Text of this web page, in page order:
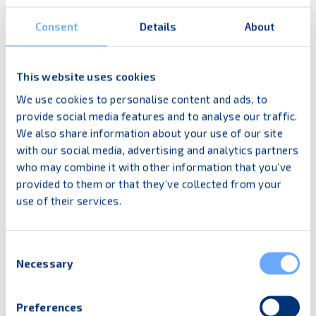
Consent Details About
This website uses cookies
We use cookies to personalise content and ads, to
provide social media features and to analyse our traffic.
We also share information about your use of our site
with our social media, advertising and analytics partners
who may combine it with other information that you’ve
provided to them or that they’ve collected from your
use of their services.
Selection
Necessary
Preferences
Verkaufsstelle gerollt werden kann, um
präsentieren.
Zu unseren Metall-Bodenrollern
Zu unseren Kunststoff-Bodenrollern